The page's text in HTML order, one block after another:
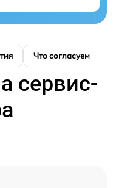
Что согласуем
сервис-